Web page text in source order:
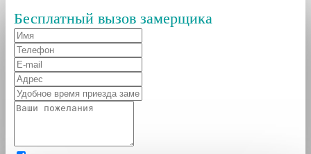
Бесплатный вызов замерщика